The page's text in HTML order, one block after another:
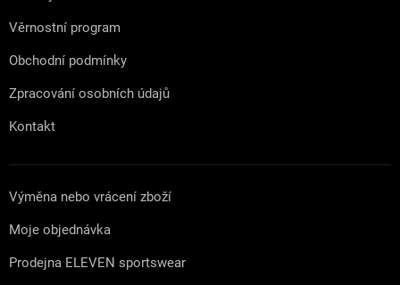
Věrnostní program
Obchodní podmínky
Zpracování osobních údajů
Kontakt
Výměna nebo vrácení zboží
Moje objednávka
Prodejna ELEVEN sportswear